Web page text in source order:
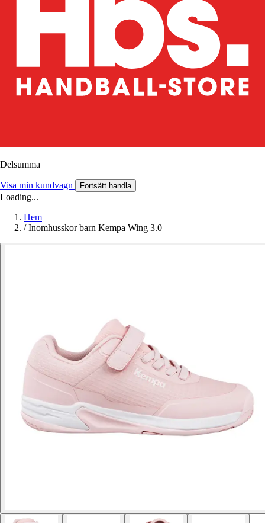
Delsumma
Visa min kundvagn Fortsätt handla
Loading...
Hem
/ Inomhusskor barn Kempa Wing 3.0